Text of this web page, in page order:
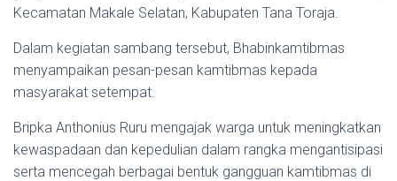
Kecamatan Makale Selatan, Kabupaten Tana Toraja.
Dalam kegiatan sambang tersebut, Bhabinkamtibmas
menyampaikan pesan-pesan kamtibmas kepada
masyarakat setempat.
Bripka Anthonius Ruru mengajak warga untuk meningkatkan
kewaspadaan dan kepedulian dalam rangka mengantisipasi
serta mencegah berbagai bentuk gangguan kamtibmas di